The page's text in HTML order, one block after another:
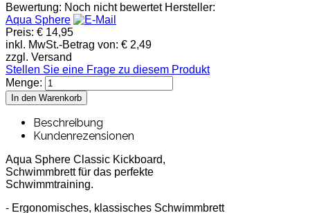
Bewertung: Noch nicht bewertet Hersteller:
Aqua Sphere
Preis: € 14,95
inkl. MwSt.-Betrag von: € 2,49
zzgl. Versand
Stellen Sie eine Frage zu diesem Produkt
Menge:
Beschreibung
Kundenrezensionen
Aqua Sphere Classic Kickboard,
Schwimmbrett für das perfekte
Schwimmtraining.
- Ergonomisches, klassisches Schwimmbrett